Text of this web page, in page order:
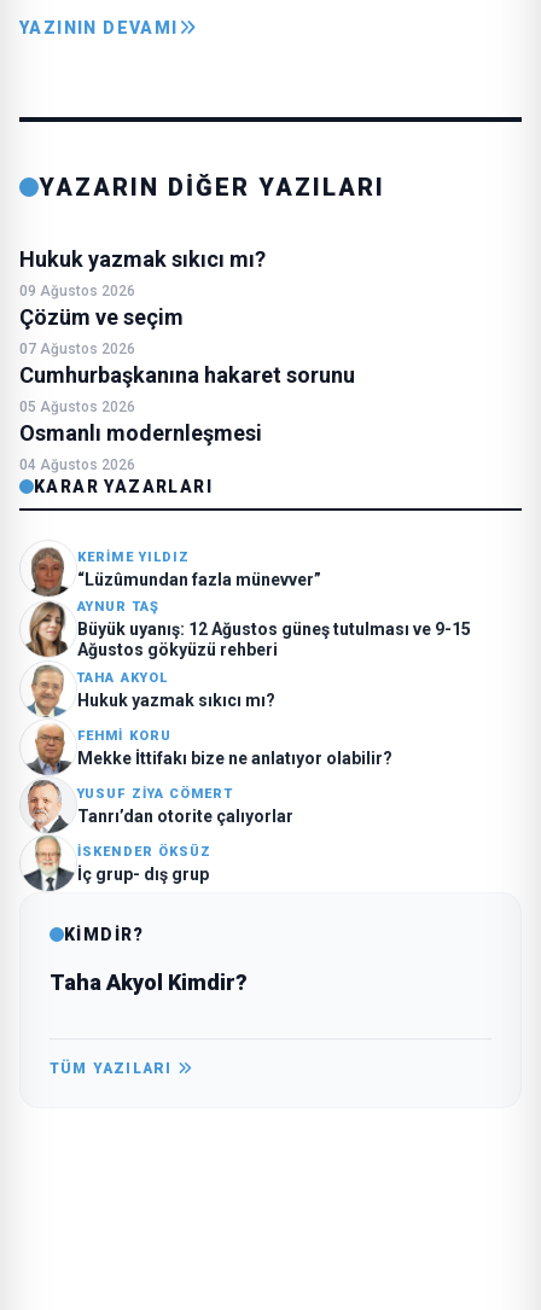
YAZININ DEVAMI
YAZARIN DİĞER YAZILARI
Hukuk yazmak sıkıcı mı?
09 Ağustos 2026
Çözüm ve seçim
07 Ağustos 2026
Cumhurbaşkanına hakaret sorunu
05 Ağustos 2026
Osmanlı modernleşmesi
04 Ağustos 2026
KARAR YAZARLARI
KERIME YILDIZ
“Lüzûmundan fazla münevver”
AYNUR TAŞ
Büyük uyanış: 12 Ağustos güneş tutulması ve 9-15
Ağustos gökyüzü rehberi
TAHA AKYOL
Hukuk yazmak sıkıcı mı?
FEHMI KORU
Mekke İttifakı bize ne anlatıyor olabilir?
YUSUF ZIYA CÖMERT
Tanrı’dan otorite çalıyorlar
İSKENDER ÖKSÜZ
İç grup- dış grup
KİMDİR?
Taha Akyol Kimdir?
TÜM YAZILARI